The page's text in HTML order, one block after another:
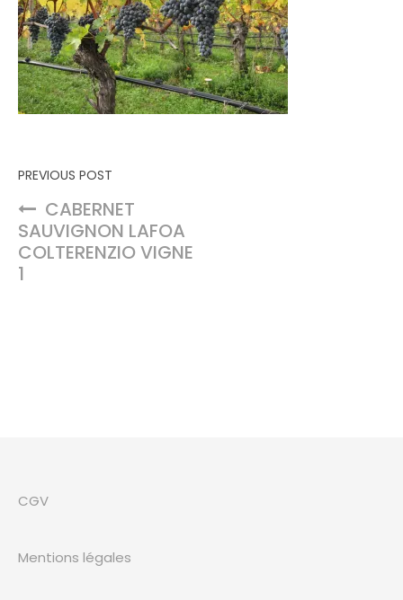
Navigation de l’article
PREVIOUS POST
CABERNET
SAUVIGNON LAFOA
COLTERENZIO VIGNE
1
CGV
Mentions légales